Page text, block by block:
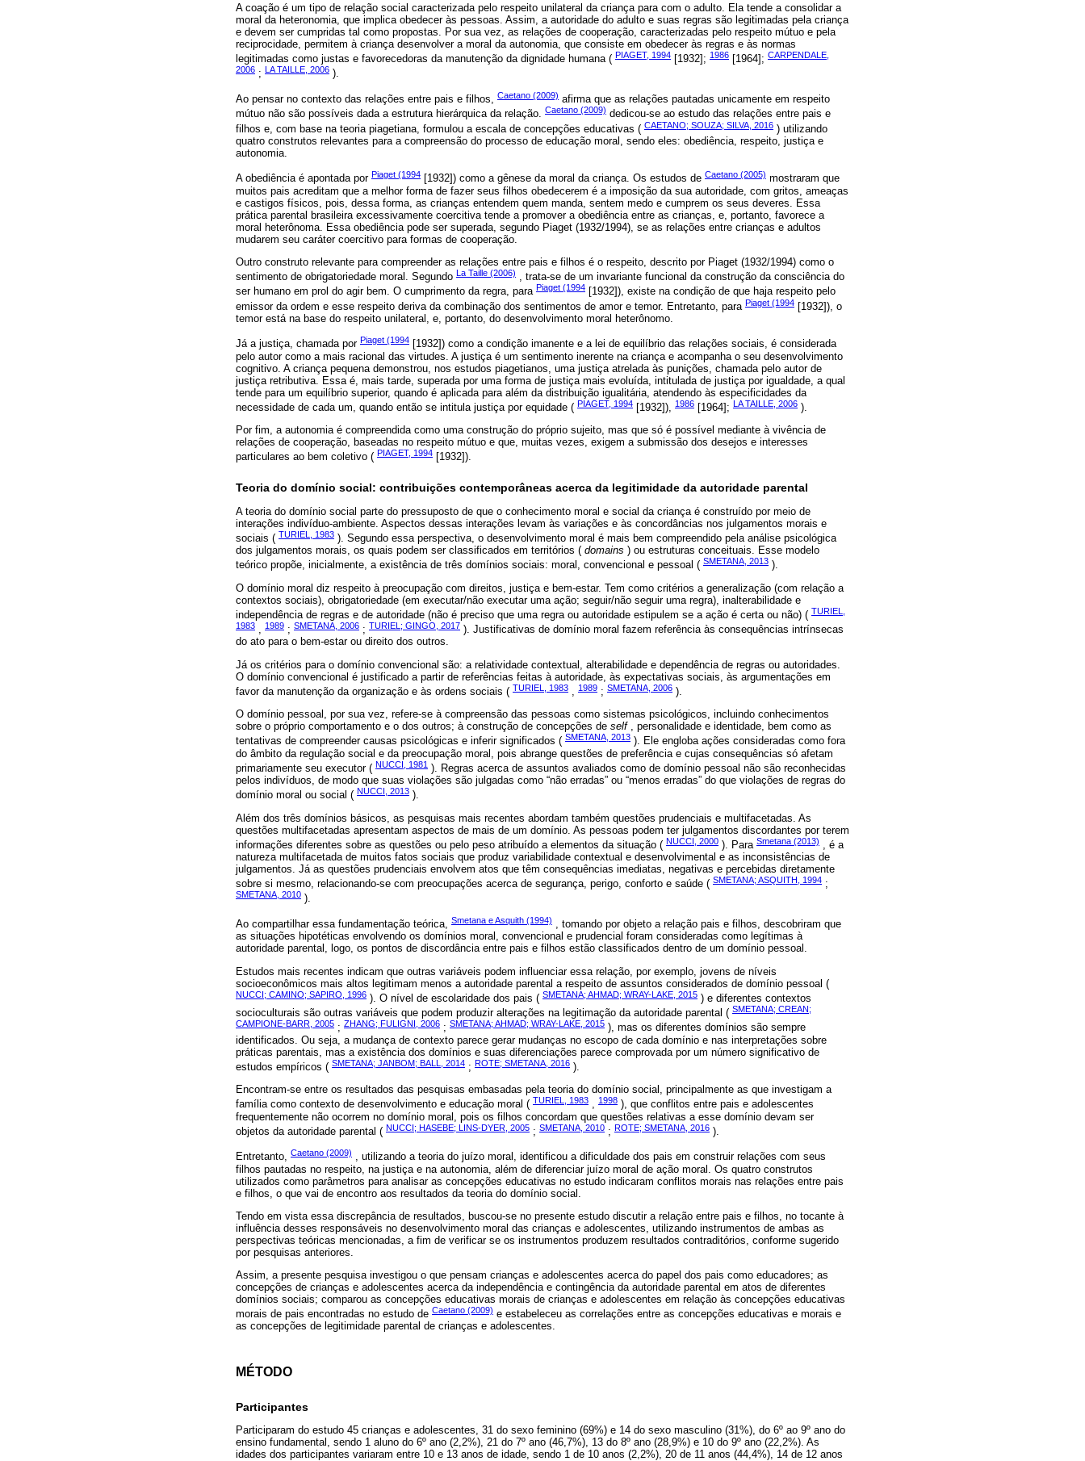
A coação é um tipo de relação social caracterizada pelo respeito unilateral da criança para com o adulto. Ela tende a consolidar a
moral da heteronomia, que implica obedecer às pessoas. Assim, a autoridade do adulto e suas regras são legitimadas pela criança
e devem ser cumpridas tal como propostas. Por sua vez, as relações de cooperação, caracterizadas pelo respeito mútuo e pela
reciprocidade, permitem à criança desenvolver a moral da autonomia, que consiste em obedecer às regras e às normas
legitimadas como justas e favorecedoras da manutenção da dignidade humana ( PIAGET, 1994 [1932]; 1986 [1964]; CARPENDALE,
2006 ; LA TAILLE, 2006 ).
Ao pensar no contexto das relações entre pais e filhos, Caetano (2009) afirma que as relações pautadas unicamente em respeito
mútuo não são possíveis dada a estrutura hierárquica da relação. Caetano (2009) dedicou-se ao estudo das relações entre pais e
filhos e, com base na teoria piagetiana, formulou a escala de concepções educativas ( CAETANO; SOUZA; SILVA, 2016 ) utilizando
quatro construtos relevantes para a compreensão do processo de educação moral, sendo eles: obediência, respeito, justiça e
autonomia.
A obediência é apontada por Piaget (1994 [1932]) como a gênese da moral da criança. Os estudos de Caetano (2005) mostraram que
muitos pais acreditam que a melhor forma de fazer seus filhos obedecerem é a imposição da sua autoridade, com gritos, ameaças
e castigos físicos, pois, dessa forma, as crianças entendem quem manda, sentem medo e cumprem os seus deveres. Essa
prática parental brasileira excessivamente coercitiva tende a promover a obediência entre as crianças, e, portanto, favorece a
moral heterônoma. Essa obediência pode ser superada, segundo Piaget (1932/1994), se as relações entre crianças e adultos
mudarem seu caráter coercitivo para formas de cooperação.
Outro construto relevante para compreender as relações entre pais e filhos é o respeito, descrito por Piaget (1932/1994) como o
sentimento de obrigatoriedade moral. Segundo La Taille (2006) , trata-se de um invariante funcional da construção da consciência do
ser humano em prol do agir bem. O cumprimento da regra, para Piaget (1994 [1932]), existe na condição de que haja respeito pelo
emissor da ordem e esse respeito deriva da combinação dos sentimentos de amor e temor. Entretanto, para Piaget (1994 [1932]), o
temor está na base do respeito unilateral, e, portanto, do desenvolvimento moral heterônomo.
Já a justiça, chamada por Piaget (1994 [1932]) como a condição imanente e a lei de equilíbrio das relações sociais, é considerada
pelo autor como a mais racional das virtudes. A justiça é um sentimento inerente na criança e acompanha o seu desenvolvimento
cognitivo. A criança pequena demonstrou, nos estudos piagetianos, uma justiça atrelada às punições, chamada pelo autor de
justiça retributiva. Essa é, mais tarde, superada por uma forma de justiça mais evoluída, intitulada de justiça por igualdade, a qual
tende para um equilíbrio superior, quando é aplicada para além da distribuição igualitária, atendendo às especificidades da
necessidade de cada um, quando então se intitula justiça por equidade ( PIAGET, 1994 [1932]), 1986 [1964]; LA TAILLE, 2006 ).
Por fim, a autonomia é compreendida como uma construção do próprio sujeito, mas que só é possível mediante à vivência de
relações de cooperação, baseadas no respeito mútuo e que, muitas vezes, exigem a submissão dos desejos e interesses
particulares ao bem coletivo ( PIAGET, 1994 [1932]).
Teoria do domínio social: contribuições contemporâneas acerca da legitimidade da autoridade parental
A teoria do domínio social parte do pressuposto de que o conhecimento moral e social da criança é construído por meio de
interações indivíduo-ambiente. Aspectos dessas interações levam às variações e às concordâncias nos julgamentos morais e
sociais ( TURIEL, 1983 ). Segundo essa perspectiva, o desenvolvimento moral é mais bem compreendido pela análise psicológica
dos julgamentos morais, os quais podem ser classificados em territórios ( domains ) ou estruturas conceituais. Esse modelo
teórico propõe, inicialmente, a existência de três domínios sociais: moral, convencional e pessoal ( SMETANA, 2013 ).
O domínio moral diz respeito à preocupação com direitos, justiça e bem-estar. Tem como critérios a generalização (com relação a
contextos sociais), obrigatoriedade (em executar/não executar uma ação; seguir/não seguir uma regra), inalterabilidade e
independência de regras e de autoridade (não é preciso que uma regra ou autoridade estipulem se a ação é certa ou não) ( TURIEL,
1983 , 1989 ; SMETANA, 2006 ; TURIEL; GINGO, 2017 ). Justificativas de domínio moral fazem referência às consequências intrínsecas
do ato para o bem-estar ou direito dos outros.
Já os critérios para o domínio convencional são: a relatividade contextual, alterabilidade e dependência de regras ou autoridades.
O domínio convencional é justificado a partir de referências feitas à autoridade, às expectativas sociais, às argumentações em
favor da manutenção da organização e às ordens sociais ( TURIEL, 1983 , 1989 ; SMETANA, 2006 ).
O domínio pessoal, por sua vez, refere-se à compreensão das pessoas como sistemas psicológicos, incluindo conhecimentos
sobre o próprio comportamento e o dos outros; à construção de concepções de self, personalidade e identidade, bem como as
tentativas de compreender causas psicológicas e inferir significados ( SMETANA, 2013 ). Ele engloba ações consideradas como fora
do âmbito da regulação social e da preocupação moral, pois abrange questões de preferência e cujas consequências só afetam
primariamente seu executor ( NUCCI, 1981 ). Regras acerca de assuntos avaliados como de domínio pessoal não são reconhecidas
pelos indivíduos, de modo que suas violações são julgadas como “não erradas” ou “menos erradas” do que violações de regras do
domínio moral ou social ( NUCCI, 2013 ).
Além dos três domínios básicos, as pesquisas mais recentes abordam também questões prudenciais e multifacetadas. As
questões multifacetadas apresentam aspectos de mais de um domínio. As pessoas podem ter julgamentos discordantes por terem
informações diferentes sobre as questões ou pelo peso atribuído a elementos da situação ( NUCCI, 2000 ). Para Smetana (2013)
, é a
natureza multifacetada de muitos fatos sociais que produz variabilidade contextual e desenvolvimental e as inconsistências de
julgamentos. Já as questões prudenciais envolvem atos que têm consequências imediatas, negativas e percebidas diretamente
sobre si mesmo, relacionando-se com preocupações acerca de segurança, perigo, conforto e saúde ( SMETANA; ASQUITH, 1994 ;
SMETANA, 2010 ).
Ao compartilhar essa fundamentação teórica, Smetana e Asquith (1994) , tomando por objeto a relação pais e filhos, descobriram que
as situações hipotéticas envolvendo os domínios moral, convencional e prudencial foram consideradas como legítimas à
autoridade parental, logo, os pontos de discordância entre pais e filhos estão classificados dentro de um domínio pessoal.
Estudos mais recentes indicam que outras variáveis podem influenciar essa relação, por exemplo, jovens de níveis
socioeconômicos mais altos legitimam menos a autoridade parental a respeito de assuntos considerados de domínio pessoal (
NUCCI; CAMINO; SAPIRO, 1996 ). O nível de escolaridade dos pais ( SMETANA; AHMAD; WRAY-LAKE, 2015 ) e diferentes contextos
socioculturais são outras variáveis que podem produzir alterações na legitimação da autoridade parental ( SMETANA; CREAN;
CAMPIONE‐BARR, 2005 ; ZHANG; FULIGNI, 2006 ; SMETANA; AHMAD; WRAY-LAKE, 2015 ), mas os diferentes domínios são sempre
identificados. Ou seja, a mudança de contexto parece gerar mudanças no escopo de cada domínio e nas interpretações sobre
práticas parentais, mas a existência dos domínios e suas diferenciações parece comprovada por um número significativo de
estudos empíricos ( SMETANA; JANBOM; BALL, 2014 ; ROTE; SMETANA, 2016 ).
Encontram-se entre os resultados das pesquisas embasadas pela teoria do domínio social, principalmente as que investigam a
família como contexto de desenvolvimento e educação moral ( TURIEL, 1983 , 1998 ), que conflitos entre pais e adolescentes
frequentemente não ocorrem no domínio moral, pois os filhos concordam que questões relativas a esse domínio devam ser
objetos da autoridade parental ( NUCCI; HASEBE; LINS-DYER, 2005 ; SMETANA, 2010 ; ROTE; SMETANA, 2016 ).
Entretanto, Caetano (2009) , utilizando a teoria do juízo moral, identificou a dificuldade dos pais em construir relações com seus
filhos pautadas no respeito, na justiça e na autonomia, além de diferenciar juízo moral de ação moral. Os quatro construtos
utilizados como parâmetros para analisar as concepções educativas no estudo indicaram conflitos morais nas relações entre pais
e filhos, o que vai de encontro aos resultados da teoria do domínio social.
Tendo em vista essa discrepância de resultados, buscou-se no presente estudo discutir a relação entre pais e filhos, no tocante à
influência desses responsáveis no desenvolvimento moral das crianças e adolescentes, utilizando instrumentos de ambas as
perspectivas teóricas mencionadas, a fim de verificar se os instrumentos produzem resultados contraditórios, conforme sugerido
por pesquisas anteriores.
Assim, a presente pesquisa investigou o que pensam crianças e adolescentes acerca do papel dos pais como educadores; as
concepções de crianças e adolescentes acerca da independência e contingência da autoridade parental em atos de diferentes
domínios sociais; comparou as concepções educativas morais de crianças e adolescentes em relação às concepções educativas
morais de pais encontradas no estudo de Caetano (2009) e estabeleceu as correlações entre as concepções educativas e morais e
as concepções de legitimidade parental de crianças e adolescentes.
MÉTODO
Participantes
Participaram do estudo 45 crianças e adolescentes, 31 do sexo feminino (69%) e 14 do sexo masculino (31%), do 6º ao 9º ano do
ensino fundamental, sendo 1 aluno do 6º ano (2,2%), 21 do 7º ano (46,7%), 13 do 8º ano (28,9%) e 10 do 9º ano (22,2%). As
idades dos participantes variaram entre 10 e 13 anos de idade, sendo 1 de 10 anos (2,2%), 20 de 11 anos (44,4%), 14 de 12 anos